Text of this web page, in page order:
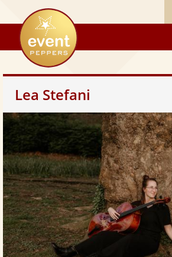
eventpeppers
Lea Stefani